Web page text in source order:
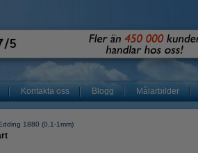
Kontakta oss Blogg Målarbilder
1880 (0,1-1mm)